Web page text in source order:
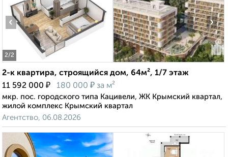
2/2
‹ ›
2-к квартира, строящийся дом, 64м², 1/7 этаж
11 592 000 ₽ 180 000 ₽ за м²
мкр. пос. городского типа Кацивели, ЖК Крымский квартал,
жилой комплекс Крымский квартал
Агентство, 06.08.2026